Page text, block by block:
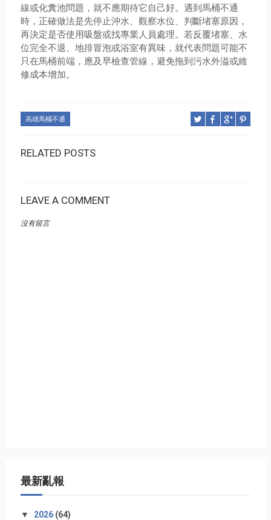
線或化糞池問題，就不應期待它自己好。遇到馬桶不通
時，正確做法是先停止沖水、觀察水位、判斷堵塞原因，
再決定是否使用吸盤或找專業人員處理。若反覆堵塞、水
位完全不退、地排冒泡或浴室有異味，就代表問題可能不
只在馬桶前端，應及早檢查管線，避免拖到污水外溢或維
修成本增加。
高雄馬桶不通
RELATED POSTS
LEAVE A COMMENT
沒有留言
最新亂報
▼ 2026 (64)